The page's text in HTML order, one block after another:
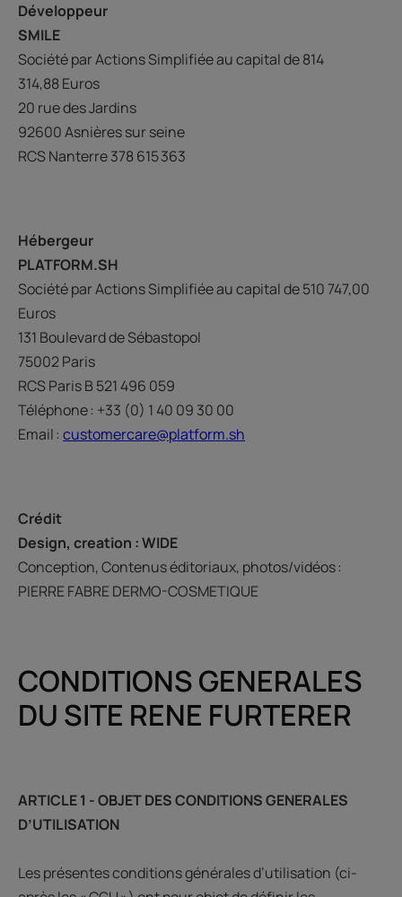
Développeur
SMILE
Société par Actions Simplifiée au capital de 814
314,88 Euros
20 rue des Jardins
92600 Asnières sur seine
RCS Nanterre 378 615 363
Hébergeur
PLATFORM.SH
Société par Actions Simplifiée au capital de 510 747,00
Euros
131 Boulevard de Sébastopol
75002 Paris
RCS Paris B 521 496 059
Téléphone : +33 (0) 1 40 09 30 00
Email : customercare@platform.sh
Crédit
Design, creation : WIDE
Conception, Contenus éditoriaux, photos/vidéos :
PIERRE FABRE DERMO-COSMETIQUE
CONDITIONS GENERALES
DU SITE RENE FURTERER
ARTICLE 1 - OBJET DES CONDITIONS GENERALES
D’UTILISATION
Les présentes conditions générales d’utilisation (ci-